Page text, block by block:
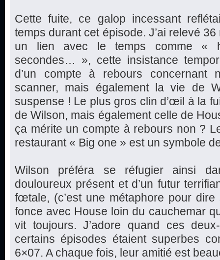
Cette fuite, ce galop incessant
temps durant cet épisode. J’ai relevé
un lien avec le temps comme «
secondes… », cette insistance
d’un compte à rebours concernant
scanner, mais également la vie de
suspense ! Le plus gros clin d’œil à la
de Wilson, mais également celle de
ça mérite un compte à rebours non ?
restaurant « Big one » est un symbole
Wilson préféra se réfugier ainsi
douloureux présent et d’un futur
fœtale, (c’est une métaphore pour
fonce avec House loin du cauchemar
vit toujours. J’adore quand ces
certains épisodes étaient superbes
6×07. A chaque fois, leur amitié est